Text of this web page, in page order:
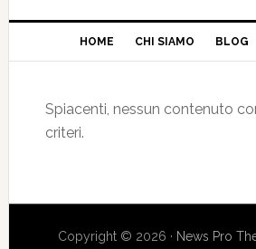
HOME CHI SIAMO BLOG
Spiacenti, nessun contenuto
criteri.
Copyright © 2026 · News Pro